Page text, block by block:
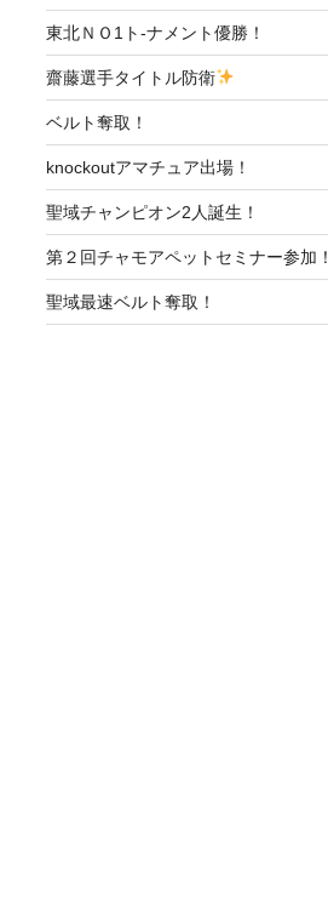
東北ＮＯ1ト-ナメント優勝！
齋藤選手タイトル防衛
ベルト奪取！
knockoutアマチュア出場！
聖域チャンピオン2人誕生！
第２回チャモアペットセミナー参加！
聖域最速ベルト奪取！